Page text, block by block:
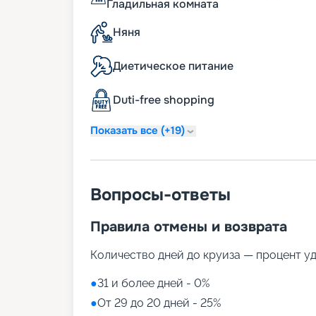
танцорами и акробатами. Для тех, кому
совещание или деловую встречу, на
Как купить путевку
На Celestial Journey вы ощутите все
«Круиз.онлайн» вам подберут тур,
отвлечься от повседневных забот.
Journey, расписание туров и цены на
Гладильная комната
Няня
Диетическое питание
Duti-free shopping
Показать все (+19)
Вопросы-ответы
Правила отмены и возврата
Количество дней до круиза — процент
●31 и более дней - 0%
●От 29 до 20 дней - 25%